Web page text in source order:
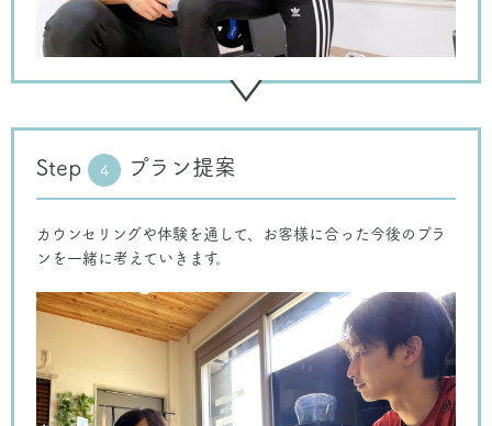
Step 4 プラン提案
カウンセリングや体験を通して、お客様に合った今後のプラ
ンを一緒に考えていきます。